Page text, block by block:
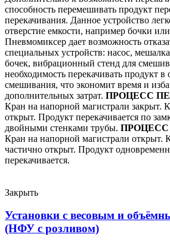
способность перемешивать продукт
перекачивания. Данное устройство
отверстие емкости, например бочки
Пневмомиксер дает возможность
специальных устройств: насос,
бочек, вибрационный стенд для
необходимость перекачивать продукт в
смешивания, что экономит время и
дополнительных затрат. ПРОЦЕСС
Кран на напорной магистрали закрыт.
открыт. Продукт перекачивается по
двойными стенками трубы.
Кран на напорной магистрали открыт.
частично открыт. Продукт
перекачивается.
Закрыть
Установки с весовым и
(НФУ с розливом)